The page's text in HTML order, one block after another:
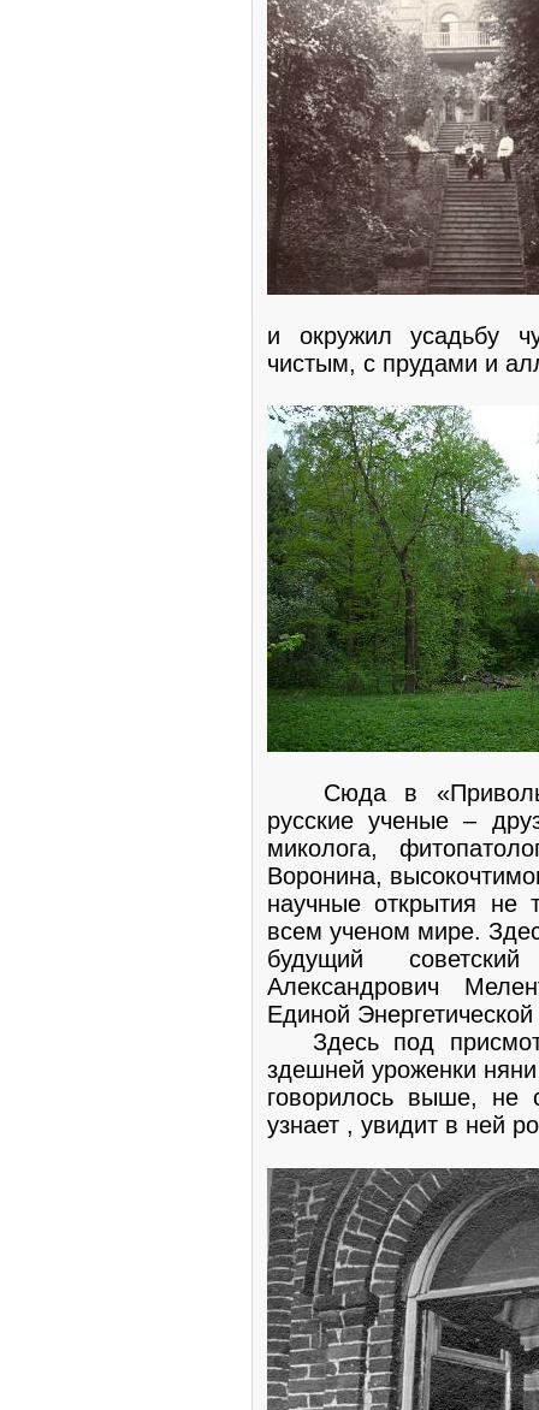
и окружил усадьбу
чистым, с прудами и
Сюда в
русские ученые –
миколога,
Воронина,
научные открытия
всем ученом мире.
будущий
Александрович
Единой
Здесь под
здешней уроженки
говорилось выше, не
узнает , увидит в ней